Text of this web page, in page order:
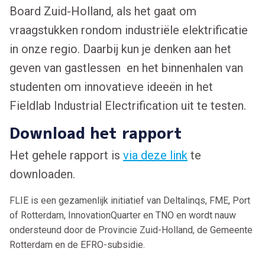
Board Zuid-Holland, als het gaat om
vraagstukken rondom industriële elektrificatie
in onze regio. Daarbij kun je denken aan het
geven van gastlessen en het binnenhalen van
studenten om innovatieve ideeën in het
Fieldlab Industrial Electrification uit te testen.
Download het rapport
Het gehele rapport is via deze link te
downloaden.
FLIE is een gezamenlijk initiatief van Deltalinqs, FME, Port
of Rotterdam, InnovationQuarter en TNO en wordt nauw
ondersteund door de Provincie Zuid-Holland, de Gemeente
Rotterdam en de EFRO-subsidie.